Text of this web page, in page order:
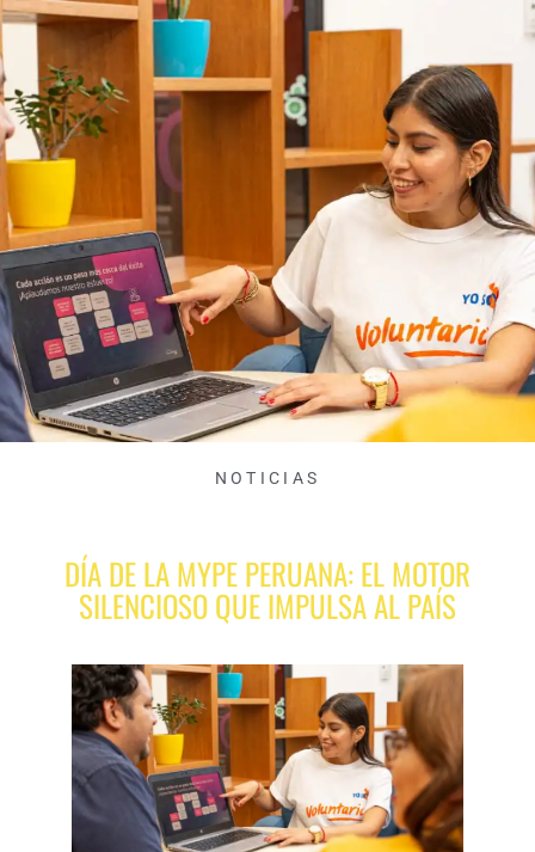
NOTICIAS
DÍA DE LA MYPE PERUANA: EL MOTOR
SILENCIOSO QUE IMPULSA AL PAÍS